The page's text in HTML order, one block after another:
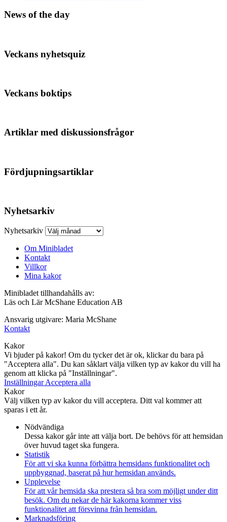
News of the day
Veckans nyhetsquiz
Veckans boktips
Artiklar med diskussionsfrågor
Fördjupningsartiklar
Nyhetsarkiv
Nyhetsarkiv
Om Minibladet
Kontakt
Villkor
Mina kakor
Minibladet tillhandahålls av:
Läs och Lär McShane Education AB
Ansvarig utgivare: Maria McShane
Kontakt
Kakor
Vi bjuder på kakor! Om du tycker det är ok, klickar du bara på
"Acceptera alla". Du kan såklart välja vilken typ av kakor du vill ha
genom att klicka på "Inställningar".
InställningarAcceptera alla
Kakor
Välj vilken typ av kakor du vill acceptera. Ditt val kommer att
sparas i ett år.
Nödvändiga
Dessa kakor går inte att välja bort. De behövs för att hemsidan
över huvud taget ska fungera.
Statistik
För att vi ska kunna förbättra hemsidans funktionalitet och
uppbyggnad, baserat på hur hemsidan används.
Upplevelse
För att vår hemsida ska prestera så bra som möjligt under ditt
besök. Om du nekar de här kakorna kommer viss
funktionalitet att försvinna från hemsidan.
Marknadsföring